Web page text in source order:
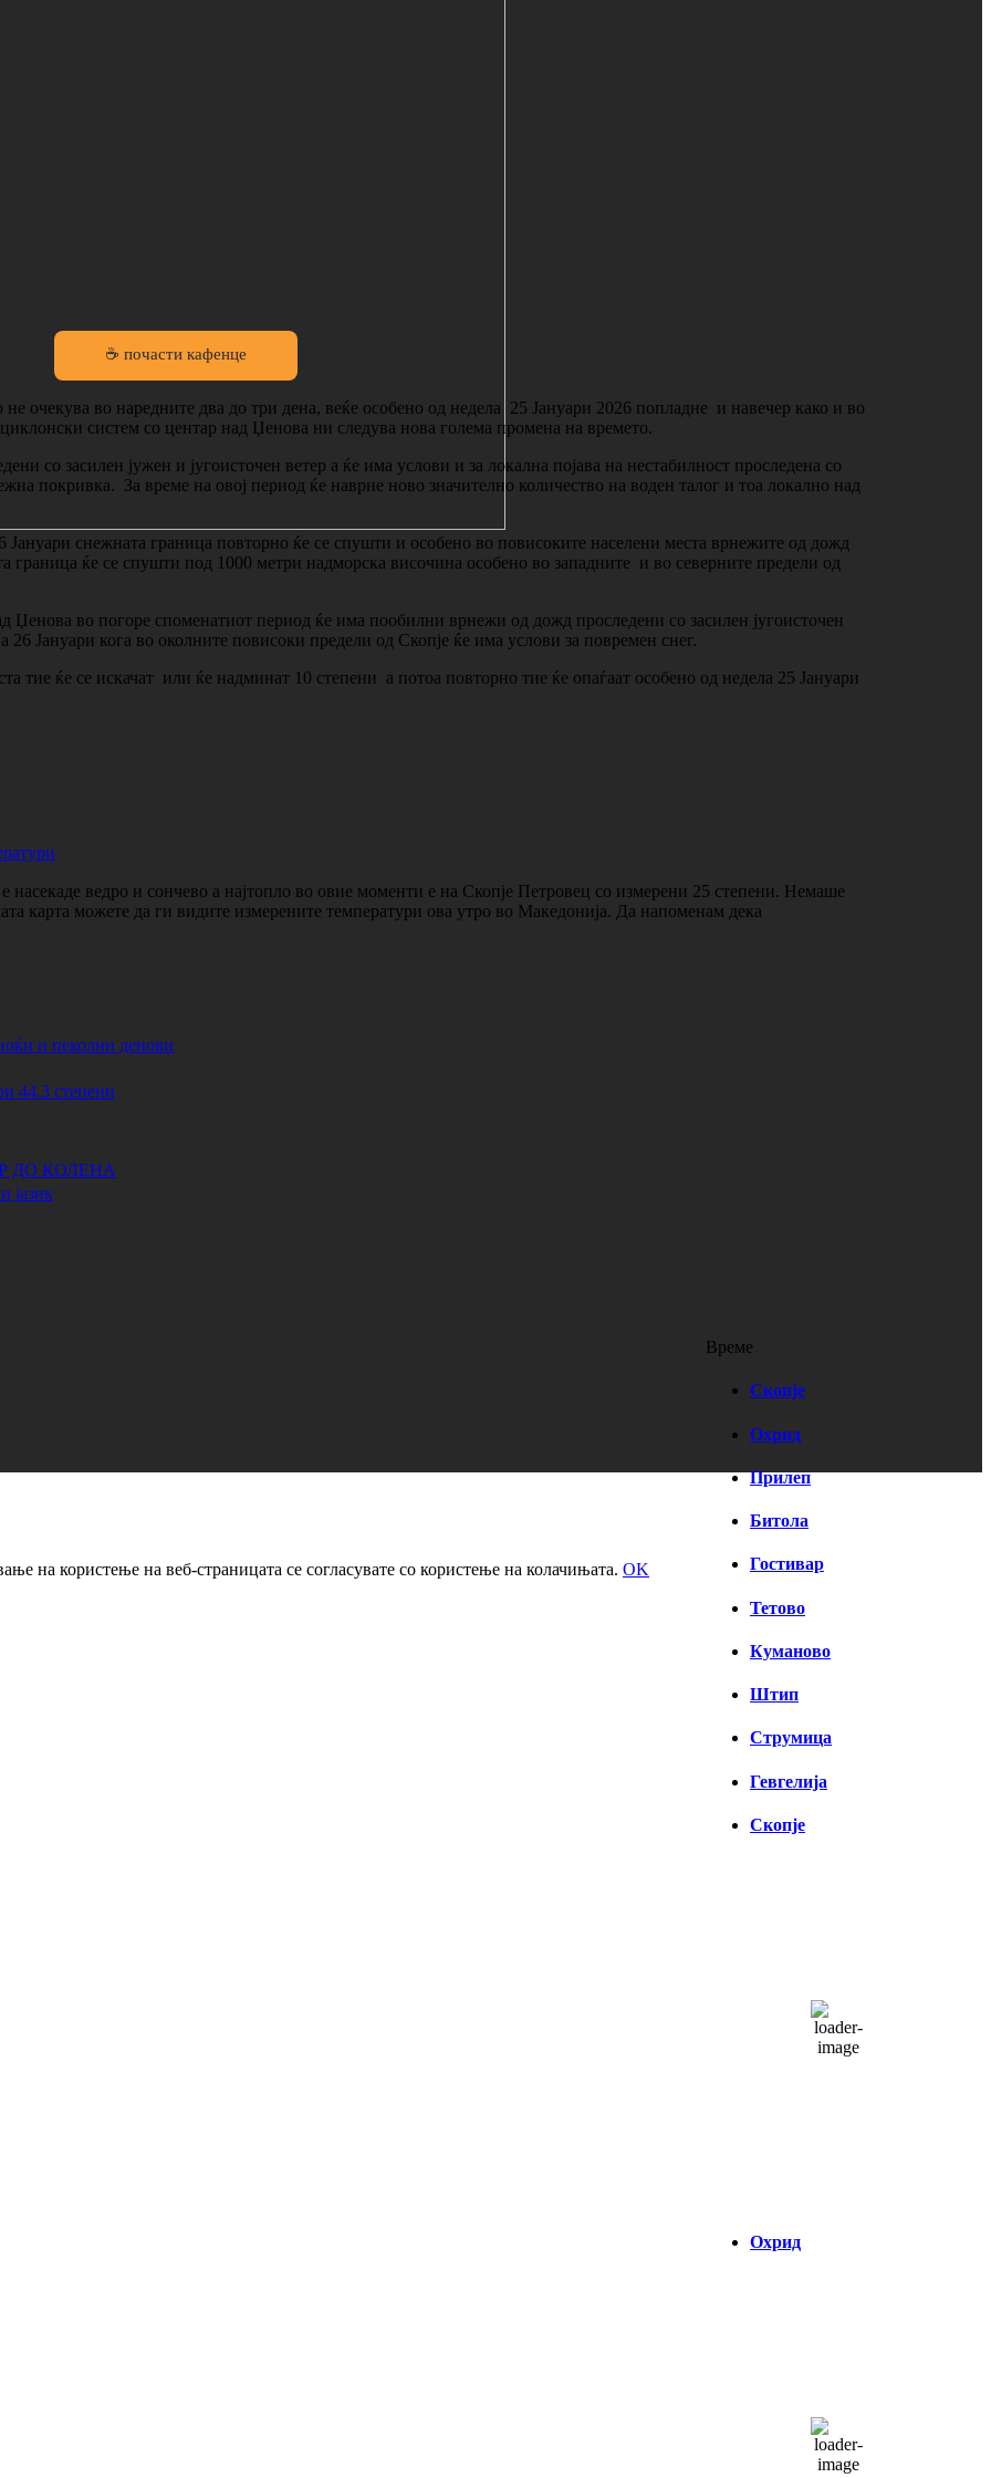
☕ почасти кафенце
очекува во наредните два до три дена, веќе особено од недела 25 Јануари 2026 попладне и навечер како и во
систем со центар над Џенова ни следува нова голема промена на времето.
со засилен јужен и југоисточен ветер а ќе има услови и за локална појава на нестабилност проследена со
покривка. За време на овој период ќе наврне ново значително количество на воден талог и тоа локално над
снежната граница повторно ќе се спушти и особено во повисоките населени места врнежите од дожд
ќе се спушти под 1000 метри надморска височина особено во западните и во северните предели од
Џенова во погоре споменатиот период ќе има пообилни врнежи од дожд проследени со засилен југоисточен
Јануари кога во околните повисоки предели од Скопје ќе има услови за повремен снег.
тие ќе се искачат или ќе надминат 10 степени а потоа повторно тие ќе опаѓаат особено од недела 25 Јануари
ведро и сончево а најтопло во овие моменти е на Скопје Петровец со измерени 25 степени. Немаше
карта можете да ги видите измерените температури ова утро во Македонија. Да напоменам дека
и пеколни денови
степени
ДО КОЛЕНА
јазик
Време
Скопје
Охрид
Прилеп
Битола
Гостивар
Тетово
Куманово
Штип
Струмица
Гевгелија
Скопје
Охрид
на користење на веб-страницата се согласувате со користење на колачињата. OK